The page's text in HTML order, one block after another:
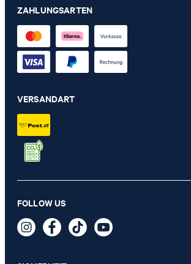
€ 79,95
inkl. MwSt
ZAHLUNGSARTEN
VERSANDART
FOLLOW US